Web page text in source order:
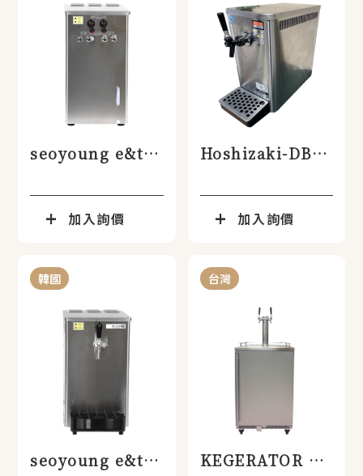
seoyoung e&t-
加入詢價
Hoshizaki-DBF-
加入詢價
韓國
seoyoung e&t-
台灣
KEGERATOR 2